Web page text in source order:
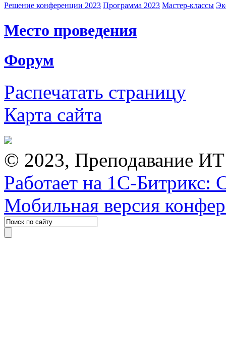
Решение конференции 2023 Программа 2023 Мастер-классы
Место проведения
Форум
Распечатать страницу
Карта сайта
© 2023, Преподавание
Работает на 1С-Битрикс:
Мобильная версия